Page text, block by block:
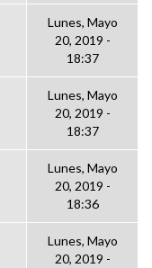
Lunes, Mayo
20, 2019 -
18:37
Lunes, Mayo
20, 2019 -
18:37
Lunes, Mayo
20, 2019 -
18:36
Lunes, Mayo
20, 2019 -